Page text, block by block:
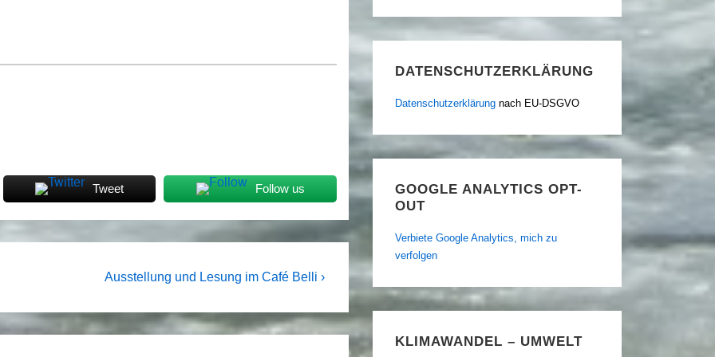
Tweet Follow us
Next
is
Ausstellung und Lesung im Café Belli ›
DATENSCHUTZERKLÄRUNG
Datenschutzerklärung nach EU-DSGVO
GOOGLE ANALYTICS OPT-
OUT
Verbiete Google Analytics, mich zu
verfolgen
KLIMAWANDEL – UMWELT